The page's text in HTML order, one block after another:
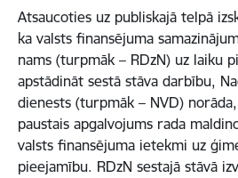
Atsaucoties uz publiskajā telpā
ka valsts finansējuma
nams (turpmāk – RDzN) uz laiku
apstādināt sestā stāva darbību,
dienests (turpmāk – NVD)
paustais apgalvojums rada
valsts finansējuma ietekmi uz
pieejamību. RDzN sestajā stāvā